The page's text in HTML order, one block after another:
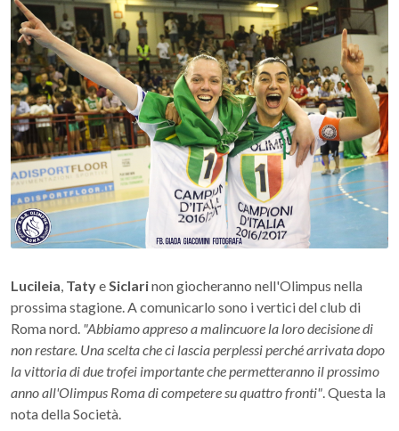
Lucileia Tatye Siclarinon giocheranno nell'Olimpus nella
prossima stagione. A comunicarlo sono i vertici del club di
Roma nord. "Abbiamo appreso a malincuore la loro decisione di
non restare. Una scelta che ci lascia perplessi perché arrivata dopo
la vittoria di due trofei importante che permetteranno il prossimo
anno all'Olimpus Roma di competere su quattro fronti" . Questa la
nota della Società.